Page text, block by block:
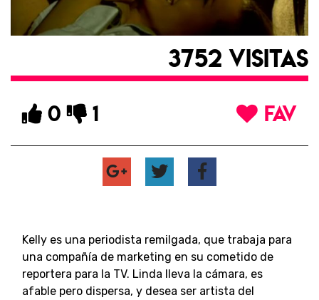
3752 VISITAS
0 1 FAV
Kelly es una periodista remilgada, que trabaja para
una compañía de marketing en su cometido de
reportera para la TV. Linda lleva la cámara, es
afable pero dispersa, y desea ser artista del